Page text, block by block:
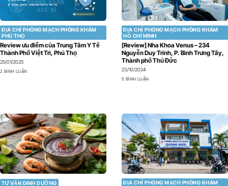
ĐỊA CHỈ PHÒNG MẠCH PHÒNG KHÁM
PHÚ THỌ
Review ưu điểm của Trung Tâm Y Tế
Thành Phố Việt Trì, Phú Thọ
25/01/2025
2 BÌNH LUẬN
ĐỊA CHỈ PHÒNG MẠCH PHÒNG KHÁM
HỒ CHÍ MINH
[Review] Nha Khoa Venus – 234
Nguyễn Duy Trinh, P. Bình Trưng Tây,
Thành phố Thủ Đức
23/10/2024
5 BÌNH LUẬN
TƯ VẤN DINH DƯỠNG
ĐỊA CHỈ PHÒNG MẠCH PHÒNG KHÁM